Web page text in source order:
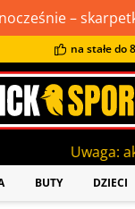
–
na stałe do
aktualny czas
BUTY DZIECI